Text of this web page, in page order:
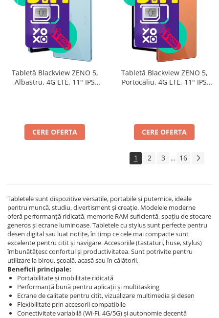
Tabletă Blackview ZENO 5,
Albastru, 4G LTE, 11" IPS
SIM
CERE OFERTA
Tabletă Blackview ZENO 5,
Portocaliu, 4G LTE, 11" IPS
SIM
CERE OFERTA
1 2 3 ... 16
Tabletele sunt dispozitive versatile, portabile și puternice, ideale
pentru muncă, studiu, divertisment și creație. Modelele moderne
oferă performanță ridicată, memorie RAM suficientă, spațiu de stocare
generos și ecrane luminoase. Tabletele cu stylus sunt perfecte pentru
desen digital sau luat notițe, în timp ce cele mai compacte sunt
excelente pentru citit și navigare. Accesoriile (tastaturi, huse, stylus)
îmbunătățesc confortul și productivitatea. Sunt potrivite pentru
utilizare la birou, școală, acasă sau în călătorii.
Beneficii principale:
Portabilitate și mobilitate ridicată
Performanță bună pentru aplicații și multitasking
Ecrane de calitate pentru citit, vizualizare multimedia și desen
Flexibilitate prin accesorii compatibile
Conectivitate variabilă (Wi‑Fi, 4G/5G) și autonomie decentă